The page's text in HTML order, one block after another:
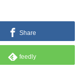
Share
feedly